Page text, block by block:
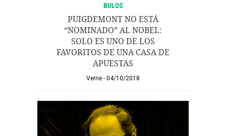
BULOS
PUIGDEMONT NO ESTÁ
“NOMINADO” AL NOBEL:
SOLO ES UNO DE LOS
FAVORITOS DE UNA CASA DE
APUESTAS
Verne 04/10/2018